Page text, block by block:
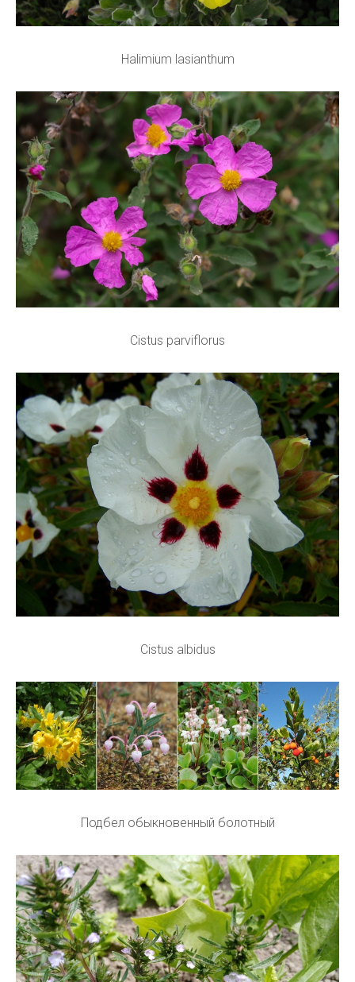
Halimium lasianthum
Cistus parviflorus
Cistus albidus
Подбел обыкновенный болотный